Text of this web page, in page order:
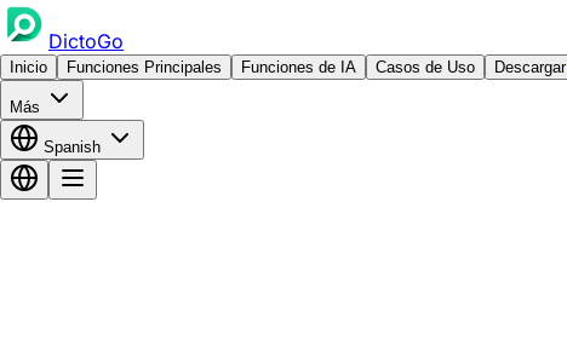
DictoGo
Inicio Funciones Principales Funciones de IA Casos de Uso Descargar
Más
Spanish